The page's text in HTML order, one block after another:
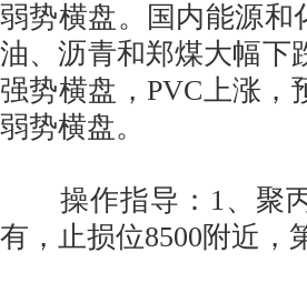
弱势横盘。国内能源和
油、沥青和郑煤大幅下
强势横盘，PVC上涨，
弱势横盘。
操作指导：1、聚丙
有，止损位8500附近，